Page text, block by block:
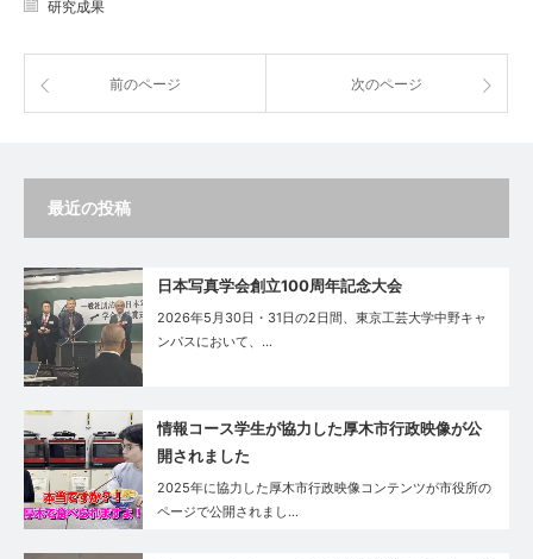
研究成果
前のページ 次のページ
最近の投稿
日本写真学会創立100周年記念大会
2026年5月30日・31日の2日間、東京工芸大学中野キャ
ンパスにおいて、…
情報コース学生が協力した厚木市行政映像が公
開されました
2025年に協力した厚木市行政映像コンテンツが市役所の
ページで公開されまし…